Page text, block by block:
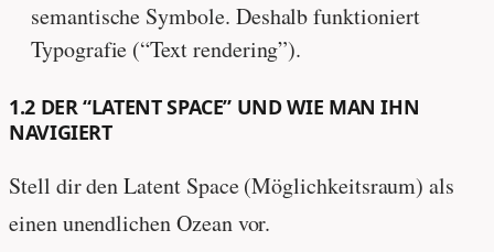
semantische Symbole. Deshalb funktioniert
Typografie (“Text rendering”).
1.2 DER “LATENT SPACE” UND WIE MAN IHN
NAVIGIERT
Stell dir den Latent Space (Möglichkeitsraum) als
einen unendlichen Ozean vor.